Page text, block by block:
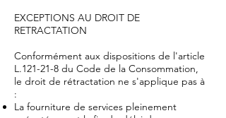
EXCEPTIONS AU DROIT DE
RETRACTATION
Conformément aux dispositions de l'article
L.121-21-8 du Code de la Consommation,
le droit de rétractation ne s'applique pas à
:
La fourniture de services pleinement